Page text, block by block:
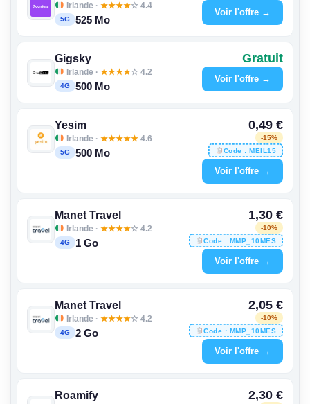
Irlande · ★★★★☆ 4.4
5G 525 Mo
Voir l'offre →
Gigsky
Irlande · ★★★★☆ 4.2
4G 500 Mo
Gratuit
Voir l'offre →
Yesim
Irlande · ★★★★★4.6
5G 500 Mo
0,49 €
-15%
Code : MEIL15
Voir l'offre →
Manet Travel
Irlande · ★★★★☆ 4.2
4G 1 Go
1,30 €
-10%
Code : MMP_10MES
Voir l'offre →
Manet Travel
Irlande · ★★★★☆ 4.2
4G 2 Go
2,05 €
-10%
Code : MMP_10MES
Voir l'offre →
Roamify 2,30 €